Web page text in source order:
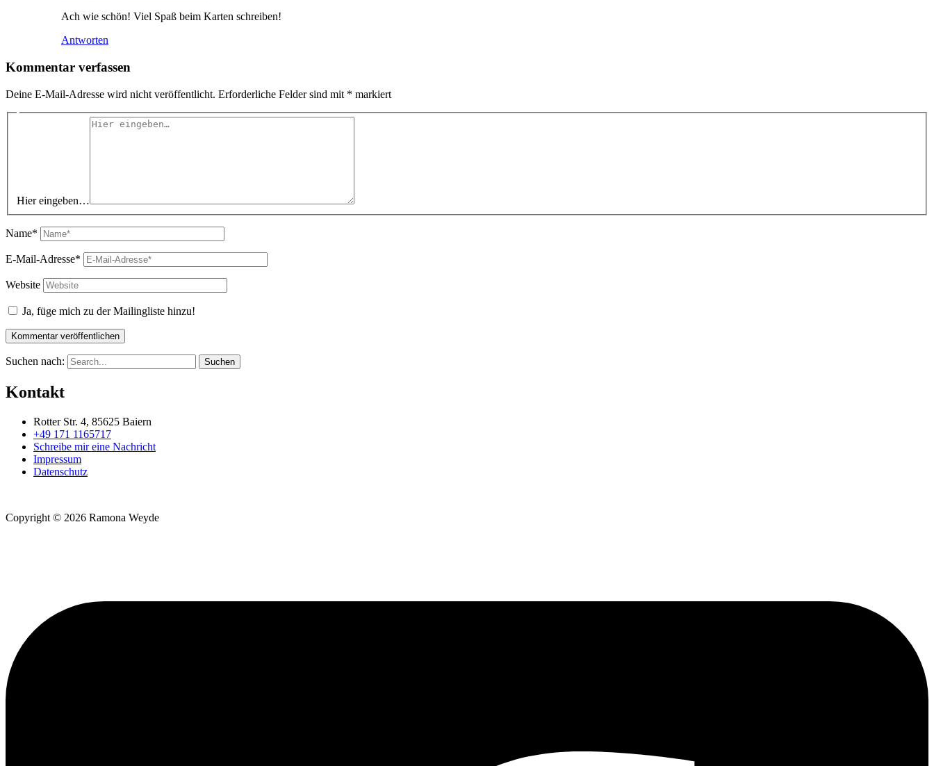
Ach wie schön! Viel Spaß beim Karten schreiben!
Antworten
Kommentar verfassen
Deine E-Mail-Adresse wird nicht veröffentlicht. Erforderliche Felder sind mit * markiert
Hier eingeben…
Name*
E-Mail-Adresse*
Website
Ja, füge mich zu der Mailingliste hinzu!
Suchen nach:
Kontakt
Rotter Str. 4, 85625 Baiern
+49 171 1165717
Schreibe mir eine Nachricht
Impressum
Datenschutz
Copyright © 2026 Ramona Weyde